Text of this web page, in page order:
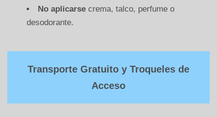
No aplicarse crema, talco, perfume o
desodorante.
Transporte Gratuito y Troqueles de
Acceso